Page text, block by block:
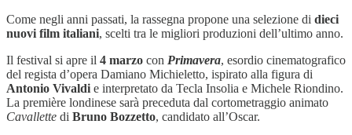
Come negli anni passati, la rassegna propone una selezione di dieci
nuovi film italiani, scelti tra le migliori produzioni dell’ultimo anno.
Il festival si apre il 4 marzo con Primavera, esordio cinematografico
del regista d’opera Damiano Michieletto, ispirato alla figura di
Antonio Vivaldi e interpretato da Tecla Insolia e Michele Riondino.
La première londinese sarà preceduta dal cortometraggio animato
Cavallette di Bruno Bozzetto, candidato all’Oscar.